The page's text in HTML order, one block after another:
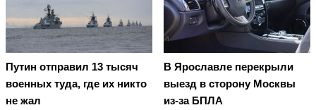
Путин отправил 13 тысяч
военных туда, где их никто
не жал
В Ярославле перекрыли
выезд в сторону Москвы
из-за БПЛА